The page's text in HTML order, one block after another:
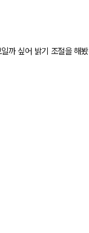
까 싶어 밝기 조절을 해